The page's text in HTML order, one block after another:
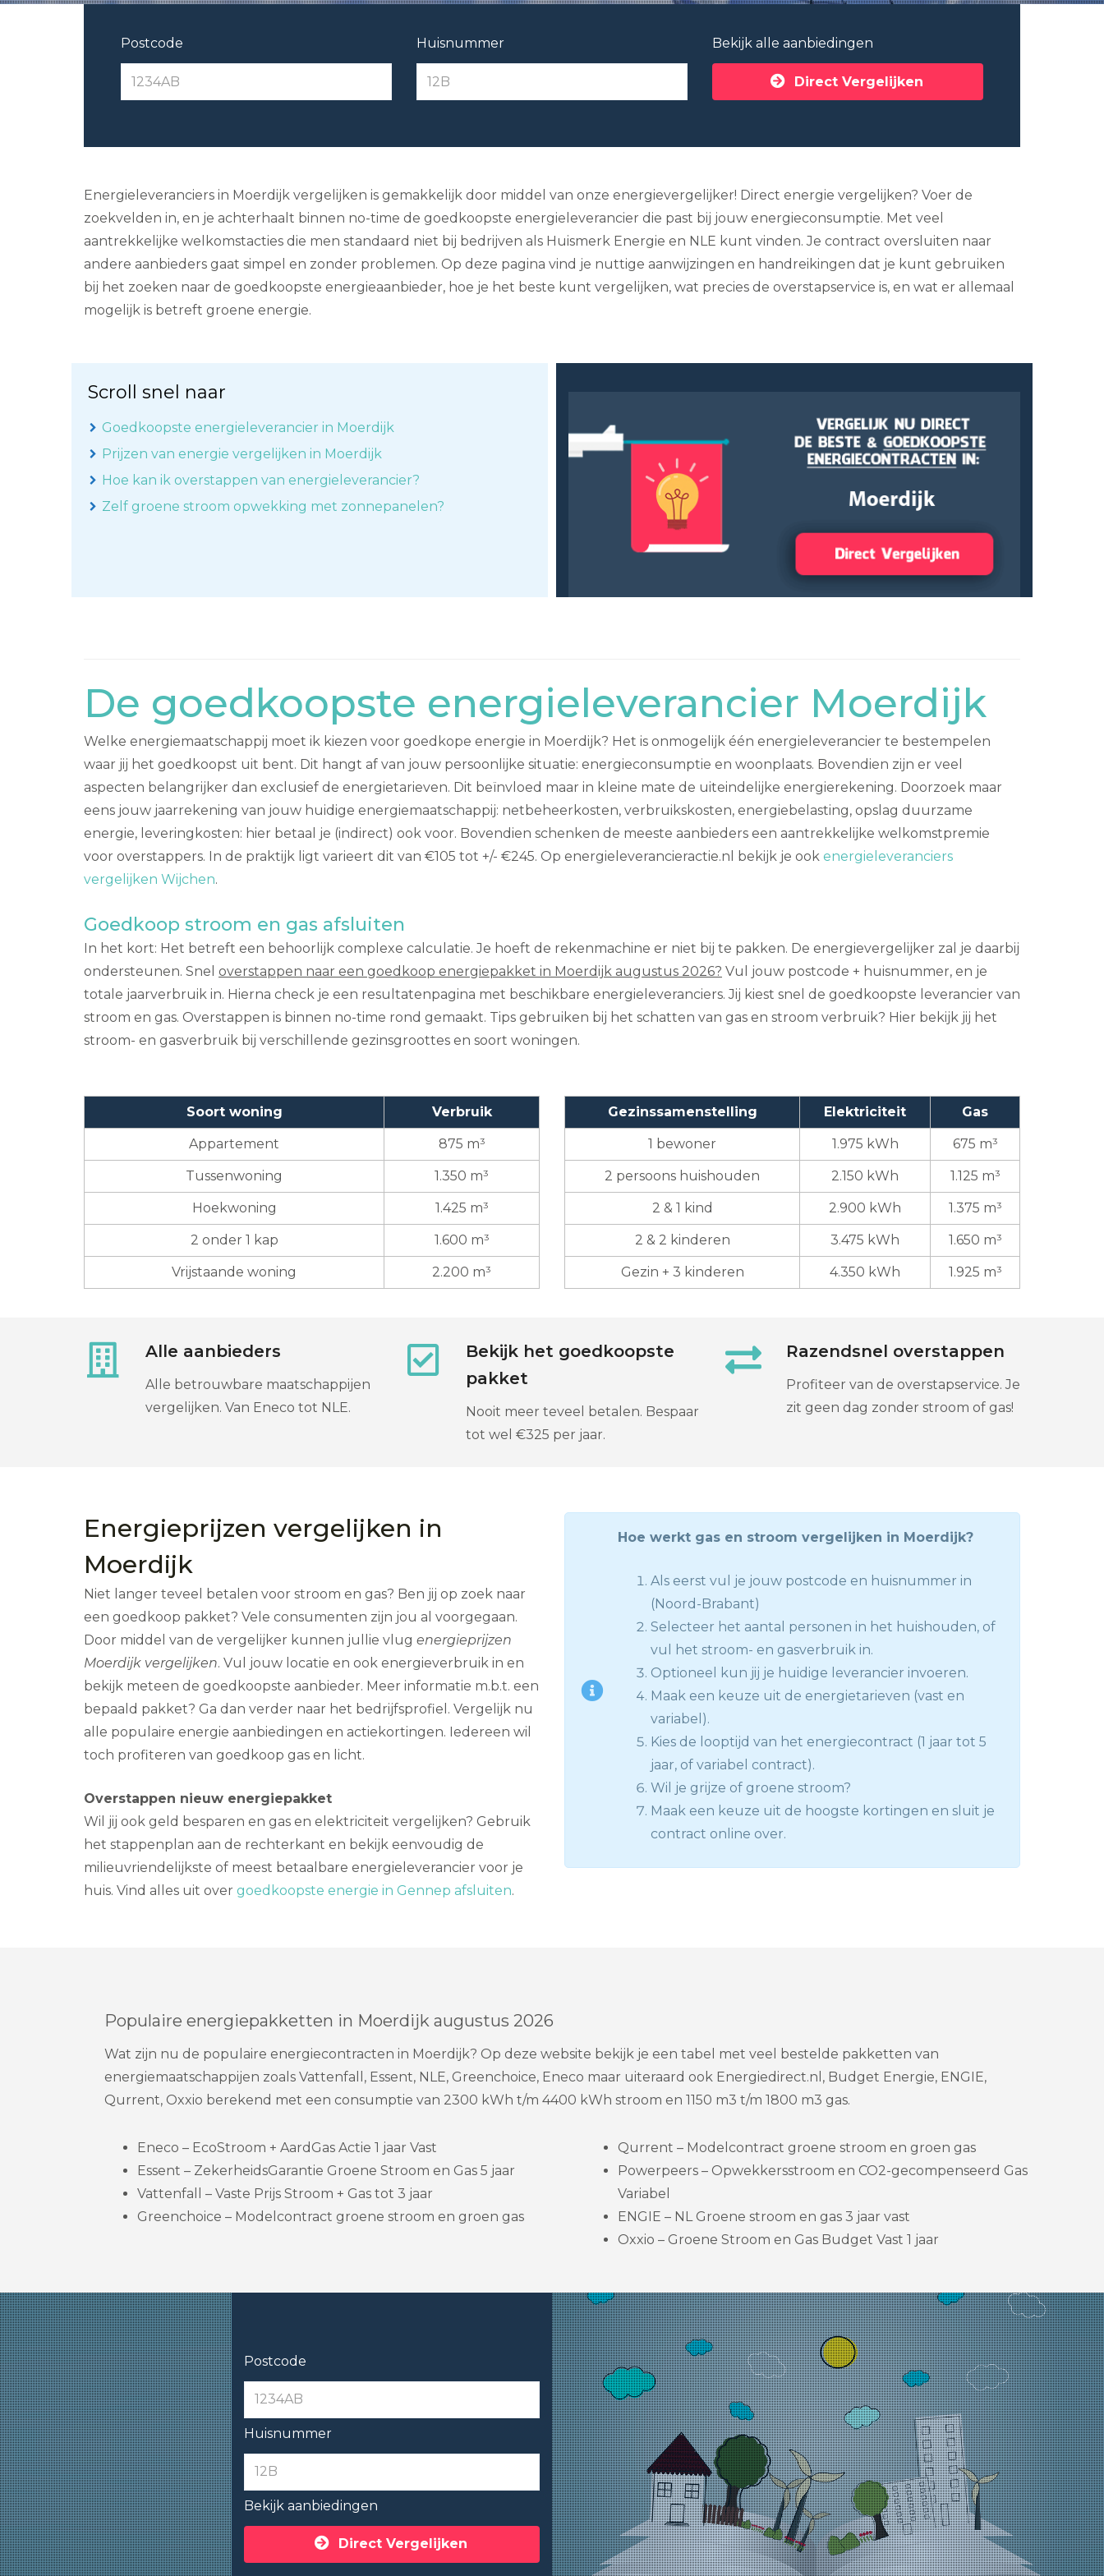
Postcode Huisnummer Bekijk alle aanbiedingen
Direct Vergelijken
Energieleveranciers in Moerdijk vergelijken is gemakkelijk door middel van onze energievergelijker! Direct energie vergelijken? Voer de
zoekvelden in, en je achterhaalt binnen no-time de goedkoopste energieleverancier die past bij jouw energieconsumptie. Met veel
aantrekkelijke welkomstacties die men standaard niet bij bedrijven als Huismerk Energie en NLE kunt vinden. Je contract oversluiten naar
andere aanbieders gaat simpel en zonder problemen. Op deze pagina vind je nuttige aanwijzingen en handreikingen dat je kunt gebruiken
bij het zoeken naar de goedkoopste energieaanbieder, hoe je het beste kunt vergelijken, wat precies de overstapservice is, en wat er allemaal
mogelijk is betreft groene energie.
Scroll snel naar
Goedkoopste energieleverancier in Moerdijk
Prijzen van energie vergelijken in Moerdijk
Hoe kan ik overstappen van energieleverancier?
Zelf groene stroom opwekking met zonnepanelen?
De goedkoopste energieleverancier Moerdijk
Welke energiemaatschappij moet ik kiezen voor goedkope energie in Moerdijk? Het is onmogelijk één energieleverancier te bestempelen
waar jij het goedkoopst uit bent. Dit hangt af van jouw persoonlijke situatie: energieconsumptie en woonplaats. Bovendien zijn er veel
aspecten belangrijker dan exclusief de energietarieven. Dit beïnvloed maar in kleine mate de uiteindelijke energierekening. Doorzoek maar
eens jouw jaarrekening van jouw huidige energiemaatschappij: netbeheerkosten, verbruikskosten, energiebelasting, opslag duurzame
energie, leveringkosten: hier betaal je (indirect) ook voor. Bovendien schenken de meeste aanbieders een aantrekkelijke welkomstpremie
voor overstappers. In de praktijk ligt varieert dit van €105 tot +/- €245. Op energieleverancieractie.nl bekijk je ook energieleveranciers
vergelijken Wijchen.
Goedkoop stroom en gas afsluiten
In het kort: Het betreft een behoorlijk complexe calculatie. Je hoeft de rekenmachine er niet bij te pakken. De energievergelijker zal je daarbij
ondersteunen. Snel overstappen naar een goedkoop energiepakket in Moerdijk augustus 2026? Vul jouw postcode + huisnummer, en je
totale jaarverbruik in. Hierna check je een resultatenpagina met beschikbare energieleveranciers. Jij kiest snel de goedkoopste leverancier van
stroom en gas. Overstappen is binnen no-time rond gemaakt. Tips gebruiken bij het schatten van gas en stroom verbruik? Hier bekijk jij het
stroom- en gasverbruik bij verschillende gezinsgroottes en soort woningen.
Soort woning Verbruik
Appartement 875 m³
Tussenwoning 1.350 m³
Hoekwoning 1.425 m³
2 onder 1 kap 1.600 m³
Vrijstaande woning 2.200 m³
Gezinssamenstelling Elektriciteit Gas
1 bewoner 1.975 kWh 675 m³
2 persoons huishouden 2.150 kWh 1.125 m³
2 & 1 kind 2.900 kWh 1.375 m³
2 & 2 kinderen 3.475 kWh 1.650 m³
Gezin + 3 kinderen 4.350 kWh 1.925 m³
Alle aanbieders
Alle betrouwbare maatschappijen
vergelijken. Van Eneco tot NLE.
Bekijk het goedkoopste
pakket
Nooit meer teveel betalen. Bespaar
tot wel €325 per jaar.
Razendsnel overstappen
Profiteer van de overstapservice. Je
zit geen dag zonder stroom of gas!
Energieprijzen vergelijken in
Moerdijk
Niet langer teveel betalen voor stroom en gas? Ben jij op zoek naar
een goedkoop pakket? Vele consumenten zijn jou al voorgegaan.
Door middel van de vergelijker kunnen jullie vlug energieprijzen
Moerdijk vergelijken. Vul jouw locatie en ook energieverbruik in en
bekijk meteen de goedkoopste aanbieder. Meer informatie m.b.t. een
bepaald pakket? Ga dan verder naar het bedrijfsprofiel. Vergelijk nu
alle populaire energie aanbiedingen en actiekortingen. Iedereen wil
toch profiteren van goedkoop gas en licht.
Overstappen nieuw energiepakket
Wil jij ook geld besparen en gas en elektriciteit vergelijken? Gebruik
het stappenplan aan de rechterkant en bekijk eenvoudig de
milieuvriendelijkste of meest betaalbare energieleverancier voor je
huis. Vind alles uit over goedkoopste energie in Gennep afsluiten.
Hoe werkt gas en stroom vergelijken in Moerdijk?
Als eerst vul je jouw postcode en huisnummer in
(Noord-Brabant)
Selecteer het aantal personen in het huishouden, of
vul het stroom- en gasverbruik in.
Optioneel kun jij je huidige leverancier invoeren.
Maak een keuze uit de energietarieven (vast en
variabel).
Kies de looptijd van het energiecontract (1 jaar tot 5
jaar, of variabel contract).
Wil je grijze of groene stroom?
Maak een keuze uit de hoogste kortingen en sluit je
contract online over.
Populaire energiepakketten in Moerdijk augustus 2026
Wat zijn nu de populaire energiecontracten in Moerdijk? Op deze website bekijk je een tabel met veel bestelde pakketten van
energiemaatschappijen zoals Vattenfall, Essent, NLE, Greenchoice, Eneco maar uiteraard ook Energiedirect.nl, Budget Energie, ENGIE,
Qurrent, Oxxio berekend met een consumptie van 2300 kWh t/m 4400 kWh stroom en 1150 m3 t/m 1800 m3 gas.
Eneco – EcoStroom + AardGas Actie 1 jaar Vast
Essent – ZekerheidsGarantie Groene Stroom en Gas 5 jaar
Vattenfall – Vaste Prijs Stroom + Gas tot 3 jaar
Greenchoice – Modelcontract groene stroom en groen gas
Qurrent – Modelcontract groene stroom en groen gas
Powerpeers – Opwekkersstroom en CO2-gecompenseerd Gas
Variabel
ENGIE – NL Groene stroom en gas 3 jaar vast
Oxxio – Groene Stroom en Gas Budget Vast 1 jaar
Postcode
Huisnummer
Bekijk aanbiedingen
Direct Vergelijken